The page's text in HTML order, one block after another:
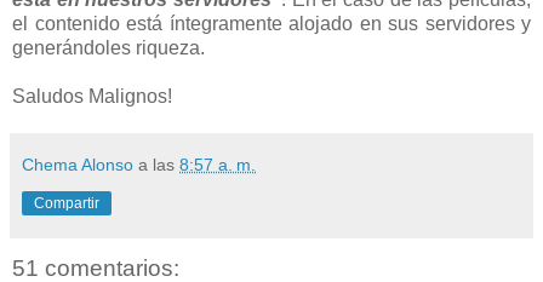
el contenido está íntegramente alojado en sus servidores y
generándoles riqueza.
Saludos Malignos!
Chema Alonso a las 8:57 a. m.
Compartir
51 comentarios: